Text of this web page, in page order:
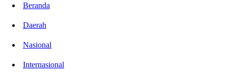
Beranda
Daerah
Nasional
Internasional